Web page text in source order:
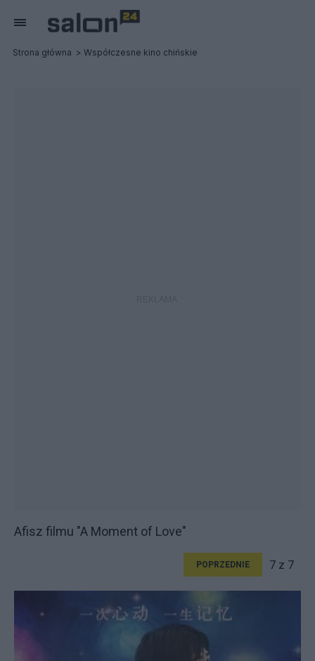
Strona główna Współczesne kino chińskie
Afisz filmu "A Moment of Love"
POPRZEDNIE 7 z 7